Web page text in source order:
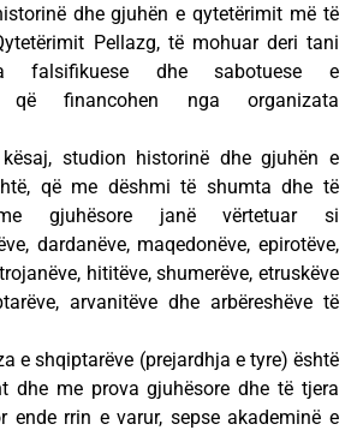
dhe gjuhën e qytetërimit më të
Pellazg, të mohuar deri tani
falsifikuese dhe sabotuese e
që financohen nga organizata
studion historinë dhe gjuhën e
që me dëshmi të shumta dhe të
gjuhësore janë vërtetuar si
dardanëve, maqedonëve, epirotëve,
hititëve, shumerëve, etruskëve
arvanitëve dhe arbëreshëve të
e shqiptarëve (prejardhja e tyre) është
dhe me prova gjuhësore dhe të tjera
ende rrin e varur, sepse akademinë e